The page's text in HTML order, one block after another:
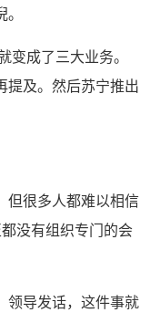
变成了三大业务。
提及。然后苏宁推出
但很多人都难以相信
没有组织专门的会
领导发话，这件事就